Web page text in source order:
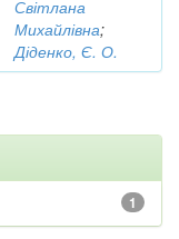
Світлана
Михайлівна;
Діденко, Є. О.
1